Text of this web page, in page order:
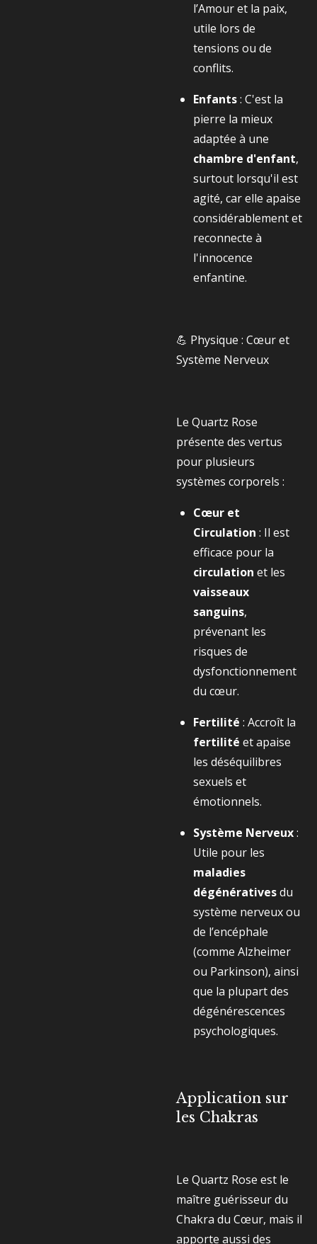
l’Amour et la paix,
utile lors de
tensions ou de
conflits.
Enfants: C'est la
pierre la mieux
adaptée à une
chambre d'enfant,
surtout lorsqu'il est
agité, car elle apaise
considérablement et
reconnecte à
l'innocence
enfantine.
💪 Physique : Cœur et
Système Nerveux
Le Quartz Rose
présente des vertus
pour plusieurs
systèmes corporels :
Cœur et
Circulation : Il est
efficace pour la
circulation et les
vaisseaux
sanguins,
prévenant les
risques de
dysfonctionnement
du cœur.
Fertilité : Accroît la
fertilité et apaise
les déséquilibres
sexuels et
émotionnels.
Système Nerveux:
Utile pour les
maladies
dégénérativesdu
système nerveux ou
de l’encéphale
(comme Alzheimer
ou Parkinson), ainsi
que la plupart des
dégénérescences
psychologiques.
Application sur
les Chakras
Le Quartz Rose est le
maître guérisseur du
Chakra du Cœur, mais il
apporte aussi des